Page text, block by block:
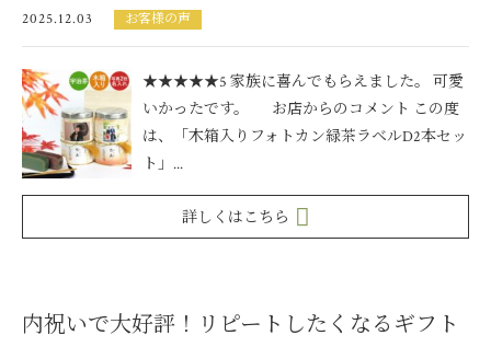
2025.12.03 お客様の声
★★★★★5 家族に喜んでもらえました。 可愛
いかったです。 お店からのコメント この度
は、「木箱入りフォトカン緑茶ラベルD2本セッ
ト」...
詳しくはこちら
内祝いで大好評！リピートしたくなるギフト